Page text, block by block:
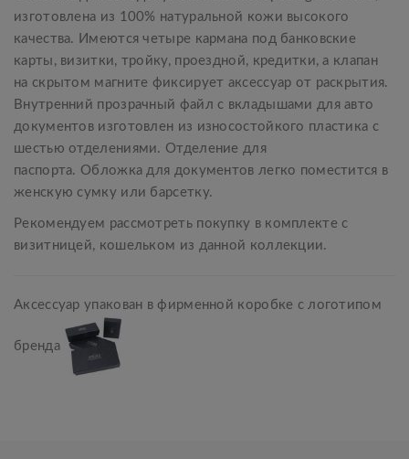
изготовлена из 100% натуральной кожи высокого
качества. Имеются четыре кармана под банковские
карты, визитки, тройку, проездной, кредитки, а клапан
на скрытом магните фиксирует аксессуар от раскрытия.
Внутренний прозрачный файл с вкладышами для авто
документов изготовлен из износостойкого пластика с
шестью отделениями. Отделение для
паспорта. Обложка для документов легко поместится в
женскую сумку или барсетку.
Рекомендуем рассмотреть покупку в комплекте с
визитницей, кошельком из данной коллекции.
Аксессуар упакован в фирменной коробке с логотипом
бренда